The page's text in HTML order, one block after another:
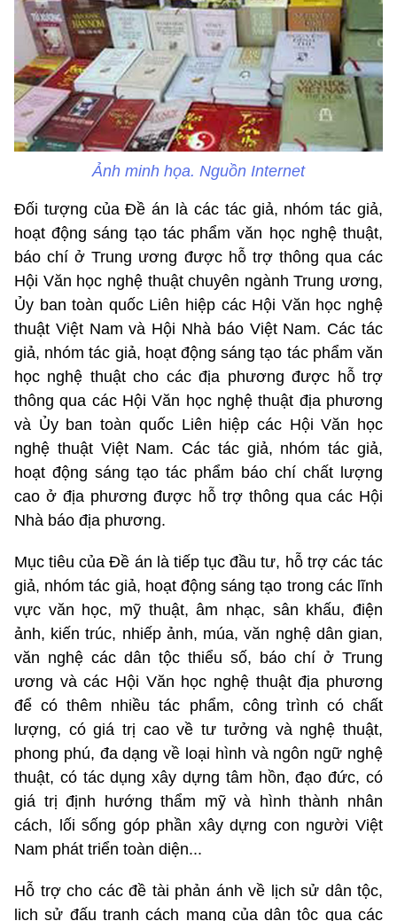
Ảnh minh họa. Nguồn Internet
Đối tượng của Đề án là các tác giả, nhóm tác giả,
hoạt động sáng tạo tác phẩm văn học nghệ thuật,
báo chí ở Trung ương được hỗ trợ thông qua các
Hội Văn học nghệ thuật chuyên ngành Trung ương,
Ủy ban toàn quốc Liên hiệp các Hội Văn học nghệ
thuật Việt Nam và Hội Nhà báo Việt Nam. Các tác
giả, nhóm tác giả, hoạt động sáng tạo tác phẩm văn
học nghệ thuật cho các địa phương được hỗ trợ
thông qua các Hội Văn học nghệ thuật địa phương
và Ủy ban toàn quốc Liên hiệp các Hội Văn học
nghệ thuật Việt Nam. Các tác giả, nhóm tác giả,
hoạt động sáng tạo tác phẩm báo chí chất lượng
cao ở địa phương được hỗ trợ thông qua các Hội
Nhà báo địa phương.
Mục tiêu của Đề án là tiếp tục đầu tư, hỗ trợ các tác
giả, nhóm tác giả, hoạt động sáng tạo trong các lĩnh
vực văn học, mỹ thuật, âm nhạc, sân khấu, điện
ảnh, kiến trúc, nhiếp ảnh, múa, văn nghệ dân gian,
văn nghệ các dân tộc thiểu số, báo chí ở Trung
ương và các Hội Văn học nghệ thuật địa phương
để có thêm nhiều tác phẩm, công trình có chất
lượng, có giá trị cao về tư tưởng và nghệ thuật,
phong phú, đa dạng về loại hình và ngôn ngữ nghệ
thuật, có tác dụng xây dựng tâm hồn, đạo đức, có
giá trị định hướng thẩm mỹ và hình thành nhân
cách, lối sống góp phần xây dựng con người Việt
Nam phát triển toàn diện...
Hỗ trợ cho các đề tài phản ánh về lịch sử dân tộc,
lịch sử đấu tranh cách mạng của dân tộc qua các